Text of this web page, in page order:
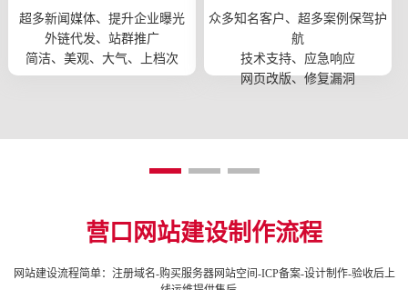
超多新闻媒体、提升企业曝光
外链代发、站群推广
简洁、美观、大气、上档次
众多知名客户、超多案例保驾护
航
技术支持、应急响应
网页改版、修复漏洞
营口网站建设制作流程
网站建设流程简单：注册域名-购买服务器网站空间-ICP备案-设计制作-验收后上